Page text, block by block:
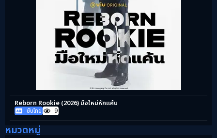
Reborn Rookie (2026) มือใหม่หักแค้น
ซับไทย 9
หมวดหมู่